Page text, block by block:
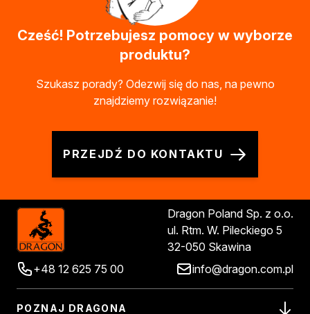
Akryle
Pozostałe
Czyszczenie i rozcieńczanie
Rozcieńczalniki specjalistyczne
Rozcieńczalniki BIO
Środki czyszczące
Ochrona i dekoracja
Bejce
Lakierobejce
Farby w aerozolu
Cześć! Potrzebujesz pomocy w wyborze
produktu?
Szukasz porady? Odezwij się do nas, na pewno
znajdziemy rozwiązanie!
PRZEJDŹ DO KONTAKTU
Dragon Poland Sp. z o.o.
ul. Rtm. W. Pileckiego 5
32-050 Skawina
+48 12 625 75 00
info@dragon.com.pl
POZNAJ DRAGONA